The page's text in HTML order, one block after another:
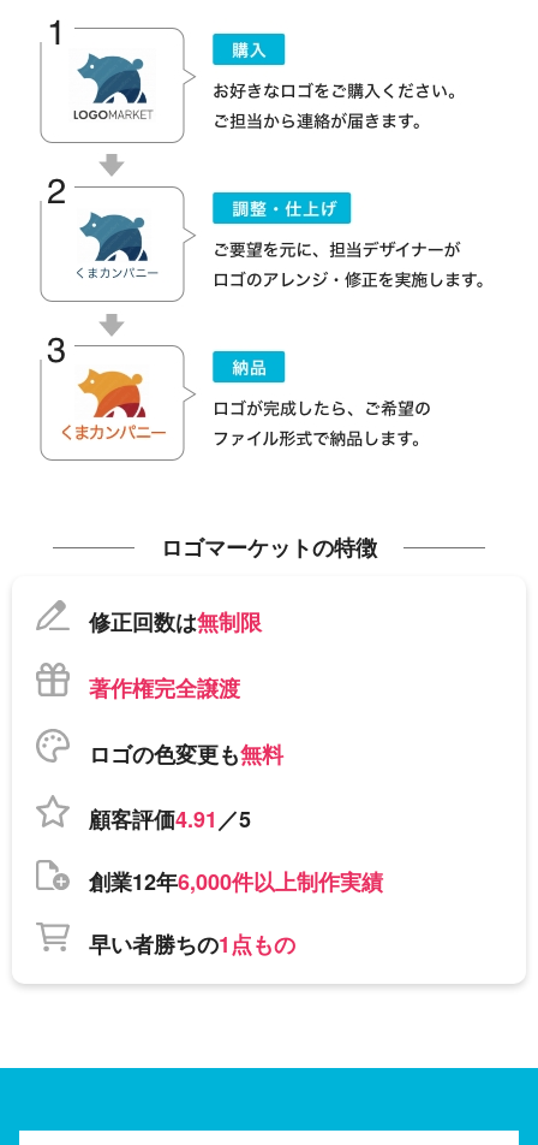
ロゴマーケットの特徴
修正回数は無制限
著作権完全譲渡
ロゴの色変更も無料
顧客評価4.91／5
創業12年6,000件以上制作実績
早い者勝ちの1点もの